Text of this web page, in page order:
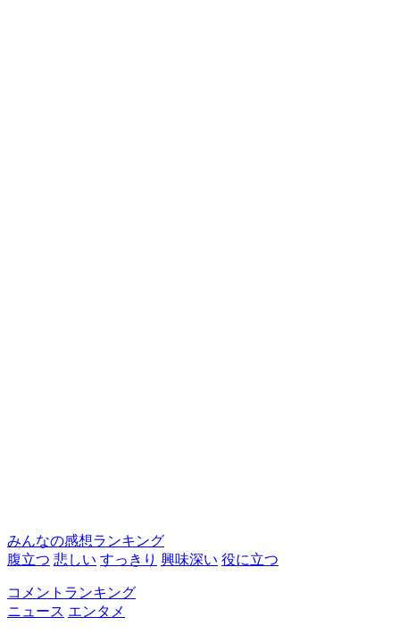
みんなの感想ランキング
腹立つ 悲しい すっきり 興味深い 役に立つ
コメントランキング
ニュース エンタメ